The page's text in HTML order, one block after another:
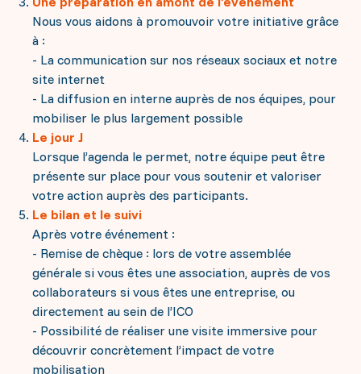
Nous vous aidons à promouvoir votre initiative grâce
à :
- La communication sur nos réseaux sociaux et notre
site internet
- La diffusion en interne auprès de nos équipes, pour
mobiliser le plus largement possible
Le jour J
Lorsque l’agenda le permet, notre équipe peut être
présente sur place pour vous soutenir et valoriser
votre action auprès des participants.
Le bilan et le suivi
Après votre événement :
- Remise de chèque : lors de votre assemblée
générale si vous êtes une association, auprès de vos
collaborateurs si vous êtes une entreprise, ou
directement au sein de l’ICO
- Possibilité de réaliser une visite immersive pour
découvrir concrètement l’impact de votre
mobilisation